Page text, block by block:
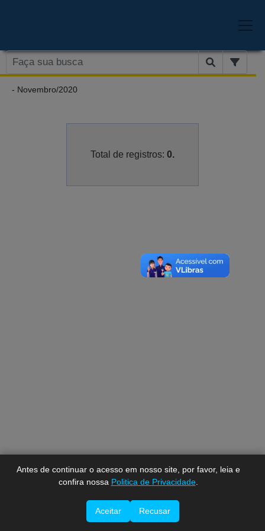
Antes de continuar o acesso em nosso site, por favor, leia e
confira nossa Politica de Privacidade.
Aceitar Recusar
- Novembro/2020
Total de registros: 0.